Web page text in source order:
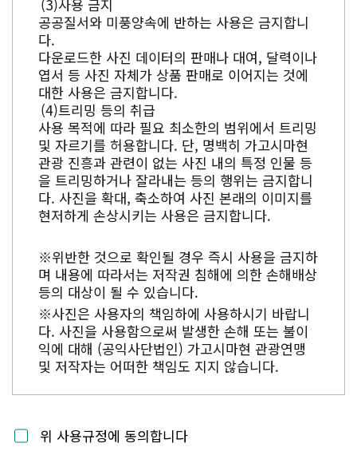
사용 금지
공공질서와 미풍양속에 반하는 사용은 금지합니
다.
다운로드한 사진 데이터의 판매나 대여, 달력이나
엽서 등 사진 자체가 상품 판매로 이어지는 것에
대한 사용은 금지합니다.
트리밍 등의 취급
사용 목적에 따라 필요 최소한의 범위에서 트리밍
및 자르기를 허용합니다. 단, 명백히 가고시마현
관광 진흥과 관련이 없는 사진 내의 특정 인물 등
을 트리밍하거나 잘라내는 등의 행위는 금지합니
다. 사진을 확대, 축소하여 사진 본래의 이미지를
현저하게 손상시키는 사용은 금지합니다.
※위반한 것으로 확인될 경우 즉시 사용을 금지하
며 내용에 따라서는 저작권 침해에 의한 손해배상
등의 대상이 될 수 있습니다.
※사진은 사용자의 책임하에 사용하시기 바랍니
다. 사진을 사용함으로써 발생한 손해 또는 불이
익에 대해 (공익사단법인) 가고시마현 관광연맹
및 저작자는 어떠한 책임도 지지 않습니다.
위 사용규정에 동의합니다